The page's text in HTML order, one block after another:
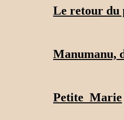
Le retour du
Manumanu,
Petite_Marie